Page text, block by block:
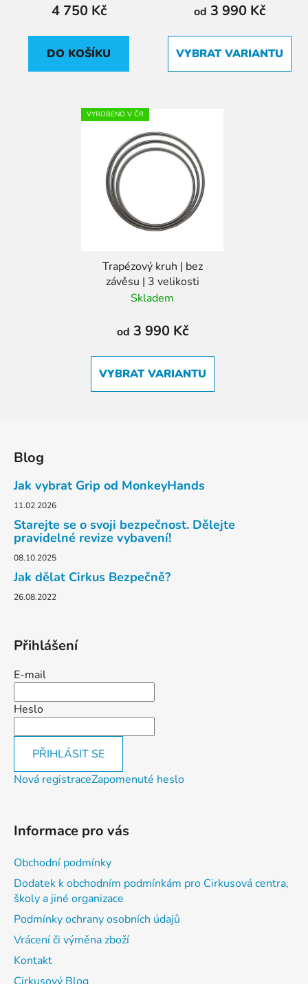
4 750 Kč
DO KOŠÍKU
od 3 990 Kč
VYBRAT VARIANTU
VYROBENO V ČR
Trapézový kruh | bez
závěsu | 3 velikosti
Skladem
od 3 990 Kč
VYBRAT VARIANTU
Blog
Jak vybrat Grip od MonkeyHands
11.02.2026
Starejte se o svoji bezpečnost. Dělejte
pravidelné revize vybavení!
08.10.2025
Jak dělat Cirkus Bezpečně?
26.08.2022
Přihlášení
E-mail
Heslo
PŘIHLÁSIT SE
Nová registraceZapomenuté heslo
Informace pro vás
Obchodní podmínky
Dodatek k obchodním podmínkám pro Cirkusová centra,
školy a jiné organizace
Podmínky ochrany osobních údajů
Vrácení či výměna zboží
Kontakt